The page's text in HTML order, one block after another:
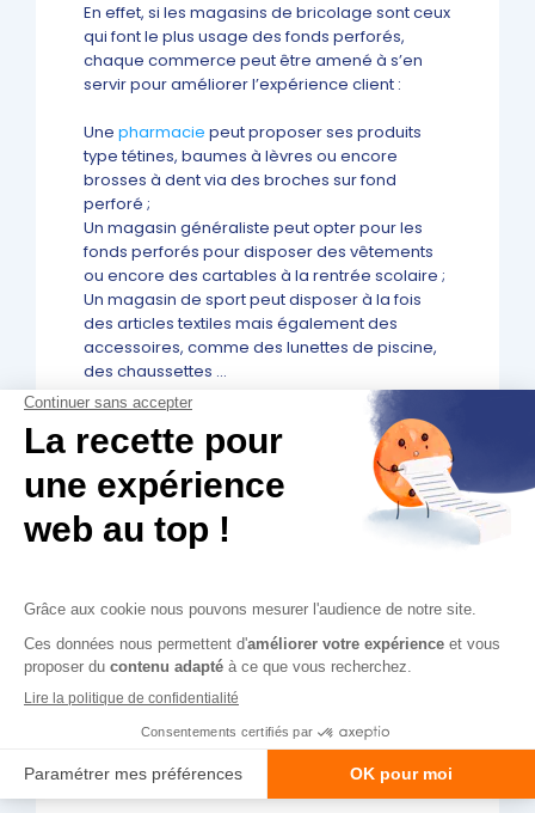
En effet, si les magasins de bricolage sont ceux
qui font le plus usage des fonds perforés,
chaque commerce peut être amené à s’en
servir pour améliorer l’expérience client :
Une pharmacie peut proposer ses produits
type tétines, baumes à lèvres ou encore
brosses à dent via des broches sur fond
perforé ;
Un magasin généraliste peut opter pour les
fonds perforés pour disposer des vêtements
ou encore des cartables à la rentrée scolaire ;
Un magasin de sport peut disposer à la fois
des articles textiles mais également des
accessoires, comme des lunettes de piscine,
des chaussettes …
Mettez en avant vos bacs
de fouille
Lesbacs de fouillereprésentent généralement
les bonnes affaires ou les produits en
Plutôt que de les proposer uniquement à
l’entrée ou la sortie de magasins, disposez-les
à différents endroits de votre commerce.
Mettez en avant vos produits phares (qualité
prix imbattable, meilleures ventes) ou encore
l’achat complémentaire.